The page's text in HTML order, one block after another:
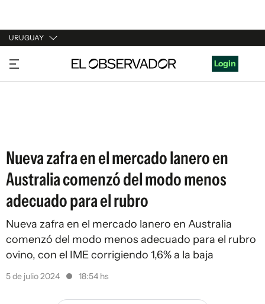
URUGUAY
URUGUAY
ARGENTINA
Login
Nueva zafra en el mercado lanero en
Australia comenzó del modo menos
adecuado para el rubro
Nueva zafra en el mercado lanero en Australia
comenzó del modo menos adecuado para el rubro
ovino, con el IME corrigiendo 1,6% a la baja
5 de julio 2024 18:54 hs